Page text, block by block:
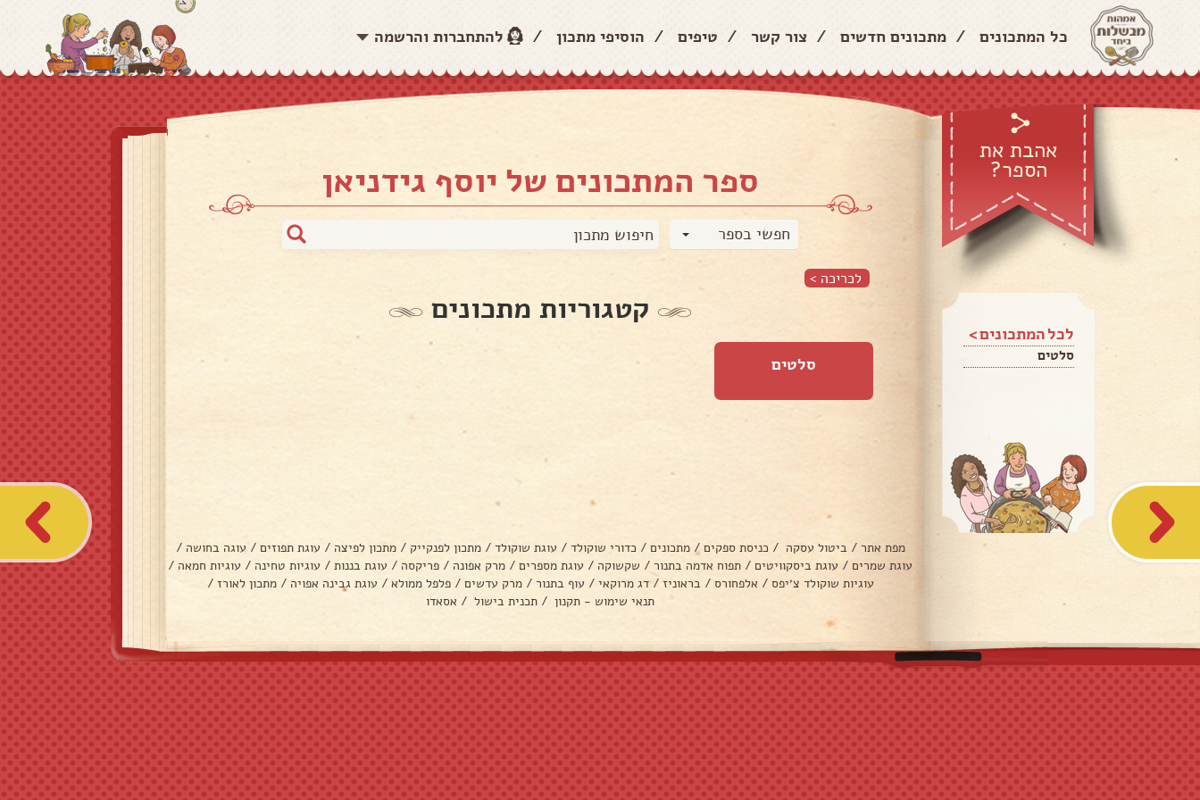
כל המתכונים / מתכונים חדשים / צור קשר / טיפים / הוסיפי מתכון / להתחברות והרשמה
אהבת את
הספר?
לכל המתכונים >
סלטים
ספר המתכונים של יוסף גידניאן
חפשי בספר
לכריכה >
קטגוריות מתכונים
סלטים
מפת אתר / ביטול עסקה / כניסת ספקים / מתכונים / כדורי שוקולד / עוגת שוקולד / מתכון לפנקייק / מתכון לפיצה / עוגת תפוזים / עוגה בחושה /
עוגת שמרים / עוגת ביסקוויטים / תפוח אדמה בתנור / שקשוקה / עוגת מספרים / מרק אפונה / פריקסה / עוגת בננות / עוגיות טחינה / עוגיות חמאה /
עוגיות שוקולד צ׳יפס / אלפחורס / בראוניז / דג מרוקאי / עוף בתנור / מרק עדשים / פלפל ממולא / עוגת גבינה אפויה / מתכון לאורז /
תנאי שימוש - תקנון / תכנית בישול / אסאדו